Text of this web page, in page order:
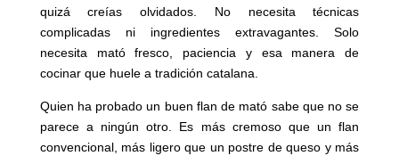
quizá creías olvidados. No necesita técnicas
complicadas ni ingredientes extravagantes. Solo
necesita mató fresco, paciencia y esa manera de
cocinar que huele a tradición catalana.
Quien ha probado un buen flan de mató sabe que no se
parece a ningún otro. Es más cremoso que un flan
convencional, más ligero que un postre de queso y más